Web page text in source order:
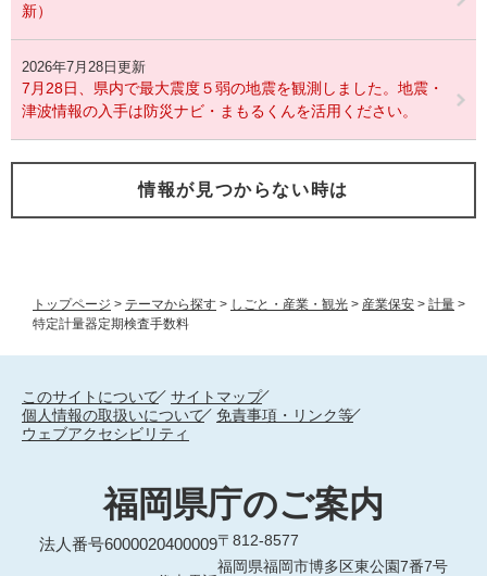
トップページ > テーマから探す > しごと・産業・観光 > 産業保安 > 計量 >
特定計量器定期検査手数料
新）
2026年7月28日更新
7月28日、県内で最大震度５弱の地震を観測しました。地震・
津波情報の入手は防災ナビ・まもるくんを活用ください。
情報が見つからない時は
このサイトについて
サイトマップ
個人情報の取扱いについて
免責事項・リンク等
ウェブアクセシビリティ
福岡県庁のご案内
法人番号6000020400009〒812-8577
福岡県福岡市博多区東公園7番7号